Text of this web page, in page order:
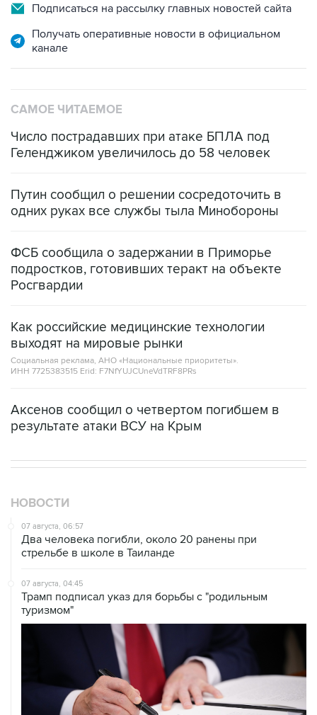
Подписаться на рассылку главных новостей сайта
Получать оперативные новости в официальном
канале
САМОЕ ЧИТАЕМОЕ
Число пострадавших при атаке БПЛА под
Геленджиком увеличилось до 58 человек
Путин сообщил о решении сосредоточить в
одних руках все службы тыла Минобороны
ФСБ сообщила о задержании в Приморье
подростков, готовивших теракт на объекте
Росгвардии
Как российские медицинские технологии
выходят на мировые рынки
Социальная реклама, АНО «Национальные приоритеты».
ИНН 7725383515 Erid: F7NfYUJCUneVdTRF8PRs
Аксенов сообщил о четвертом погибшем в
результате атаки ВСУ на Крым
НОВОСТИ
07 августа, 06:57
Два человека погибли, около 20 ранены при
стрельбе в школе в Таиланде
07 августа, 04:45
Трамп подписал указ для борьбы с "родильным
туризмом"